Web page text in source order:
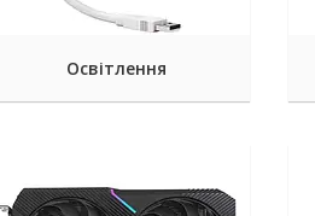
Освітлення